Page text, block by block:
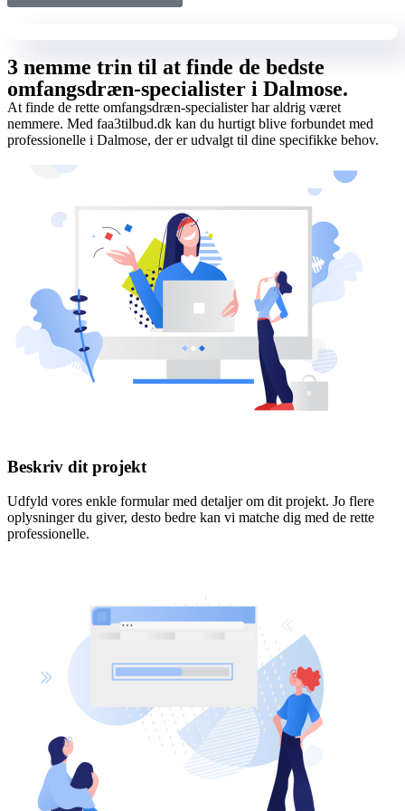
3 nemme trin til at finde de bedste
omfangsdræn-specialister i Dalmose.
At finde de rette omfangsdræn-specialister har aldrig været
nemmere. Med faa3tilbud.dk kan du hurtigt blive forbundet med
professionelle i Dalmose, der er udvalgt til dine specifikke behov.
Beskriv dit projekt
Udfyld vores enkle formular med detaljer om dit projekt. Jo flere
oplysninger du giver, desto bedre kan vi matche dig med de rette
professionelle.